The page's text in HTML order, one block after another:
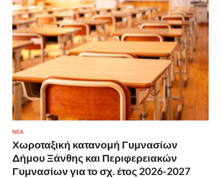
ΝΈΑ
Χωροταξική κατανομή Γυμνασίων
Δήμου Ξάνθης και Περιφερειακών
Γυμνασίων για το σχ. έτος 2026-2027